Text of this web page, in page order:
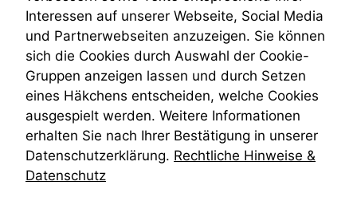
Wiederherstellungsanordnung
Zivilprozessordnung
ZPO
Zustellfiktion
Zuständigkeit
Öffentliches Personalrecht
Öffentlichkeitsprinzip
Interessen auf unserer Webseite, Social Media
und Partnerwebseiten anzuzeigen. Sie können
sich die Cookies durch Auswahl der Cookie-
Gruppen anzeigen lassen und durch Setzen
eines Häkchens entscheiden, welche Cookies
ausgespielt werden. Weitere Informationen
erhalten Sie nach Ihrer Bestätigung in unserer
Datenschutzerklärung. Rechtliche Hinweise &
Datenschutz
Website nicht
zu 100%
funktionieren.
Marketing
Wir speichern
anonyme Daten ab,
um interne
marketingtechnische